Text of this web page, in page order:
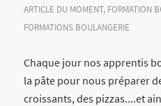
ARTICLE DU MOMENT, FORMATION
FORMATIONS BOULANGERIE
Chaque jour nos apprentis
la pâte pour nous préparer
croissants, des pizzas....et